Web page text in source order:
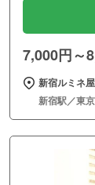
7,000円～
新宿ルミネ
新宿駅／東